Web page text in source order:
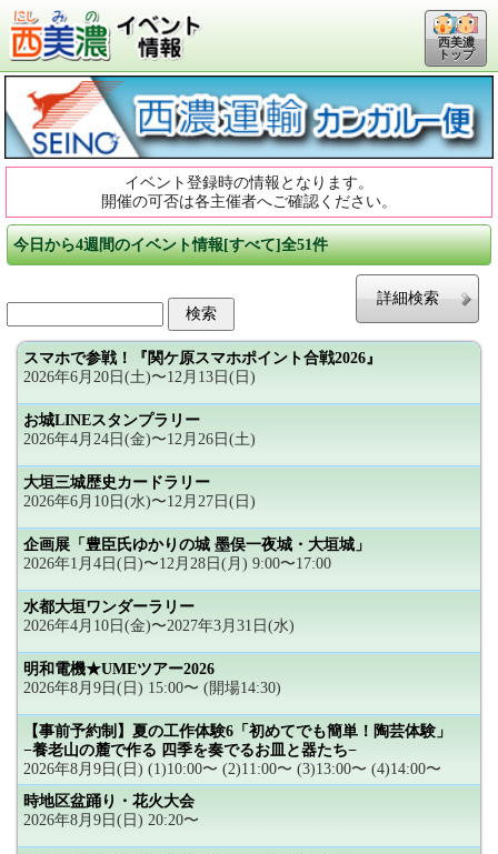
西美濃
トップ
イベント登録時の情報となります。
開催の可否は各主催者へご確認ください。
今日から4週間のイベント情報[すべて]全51件
詳細検索
スマホで参戦！『関ケ原スマホポイント合戦2026』
2026年6月20日(土)〜12月13日(日)
お城LINEスタンプラリー
2026年4月24日(金)〜12月26日(土)
大垣三城歴史カードラリー
2026年6月10日(水)〜12月27日(日)
企画展「豊臣氏ゆかりの城 墨俣一夜城・大垣城」
2026年1月4日(日)〜12月28日(月) 9:00〜17:00
水都大垣ワンダーラリー
2026年4月10日(金)〜2027年3月31日(水)
明和電機★UMEツアー2026
2026年8月9日(日) 15:00〜 (開場14:30)
【事前予約制】夏の工作体験6「初めてでも簡単！陶芸体験」
−養老山の麓で作る 四季を奏でるお皿と器たち−
2026年8月9日(日) (1)10:00〜 (2)11:00〜 (3)13:00〜 (4)14:00〜
時地区盆踊り・花火大会
2026年8月9日(日) 20:20〜